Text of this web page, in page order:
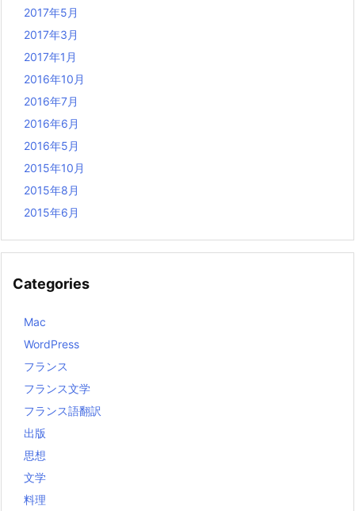
2017年5月
2017年3月
2017年1月
2016年10月
2016年7月
2016年6月
2016年5月
2015年10月
2015年8月
2015年6月
Categories
Mac
WordPress
フランス
フランス文学
フランス語翻訳
出版
思想
文学
料理